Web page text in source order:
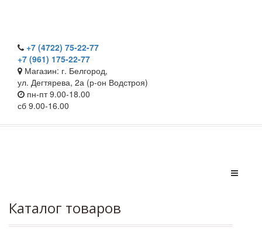
+7 (4722) 75-22-77
+7 (961) 175-22-77
Магазин: г. Белгород,
ул. Дегтярева, 2а (р-он Водстроя)
пн-пт 9.00-18.00
сб 9.00-16.00
Каталог товаров